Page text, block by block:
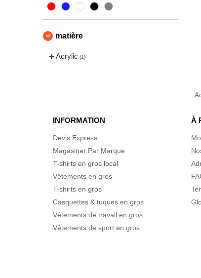
matière
Acrylic (1)
INFORMATION
Devis Express
Magasiner Par Marque
T-shirts en gros local
Vêtements en gros
T-shirts en gros
Casquettes & tuques en gros
Vêtements de travail en gros
Vêtements de sport en gros
À